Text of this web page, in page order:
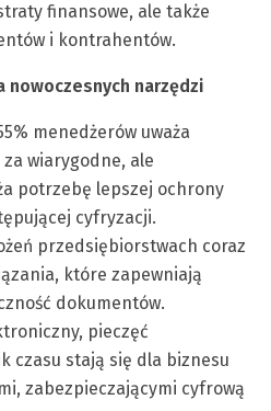
finansowe, ale także
i kontrahentów.
nowoczesnych narzędzi
menedżerów uważa
wiarygodne, ale
potrzebę lepszej ochrony
cyfryzacji.
przedsiębiorstwach coraz
które zapewniają
dokumentów.
pieczęć
czasu stają się dla biznesu
zabezpieczającymi cyfrową